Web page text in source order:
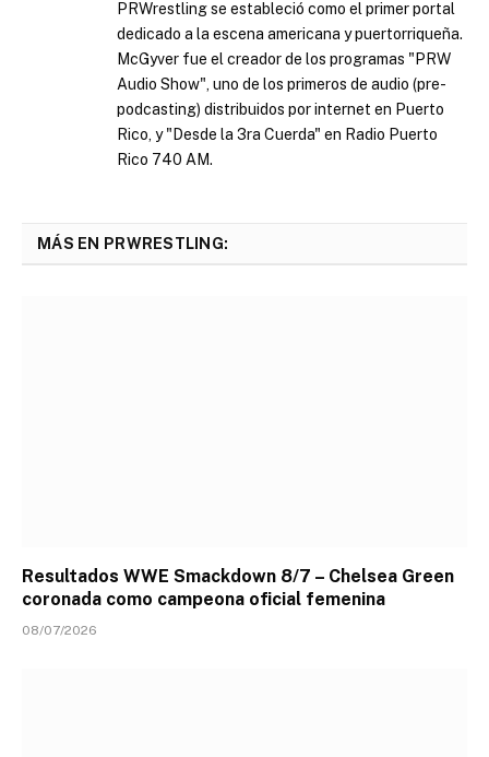
PRWrestling se estableció como el primer portal
dedicado a la escena americana y puertorriqueña.
McGyver fue el creador de los programas "PRW
Audio Show", uno de los primeros de audio (pre-
podcasting) distribuidos por internet en Puerto
Rico, y "Desde la 3ra Cuerda" en Radio Puerto
Rico 740 AM.
MÁS EN PRWRESTLING:
Resultados WWE Smackdown 8/7 – Chelsea Green
coronada como campeona oficial femenina
08/07/2026